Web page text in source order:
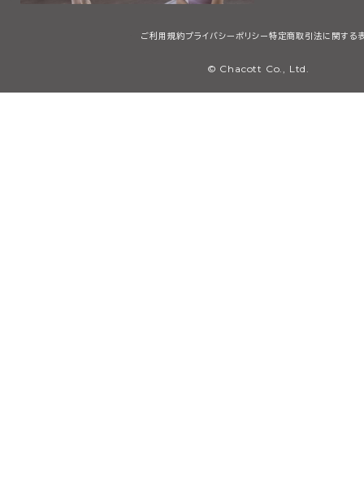
ご利用規約プライバシーポリシー 特定商取引法に関する
© Chacott Co., Ltd.